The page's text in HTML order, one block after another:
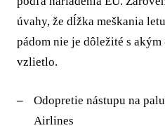
úvahy, že dĺžka meškania
pádom nie je dôležité s
vzlietlo.
Odopretie nástupu na
Airlines